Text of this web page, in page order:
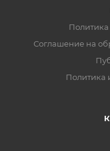
Соглашение на
Политика